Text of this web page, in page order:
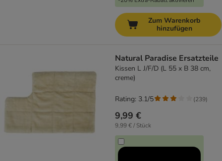
Zum Warenkorb
hinzufügen
Natural Paradise Ersatzteile
Kissen L J/F/D (L 55 x B 38 cm,
creme)
9,99 €
9,99 € / Stück
Rating: 3.1/5 (239)